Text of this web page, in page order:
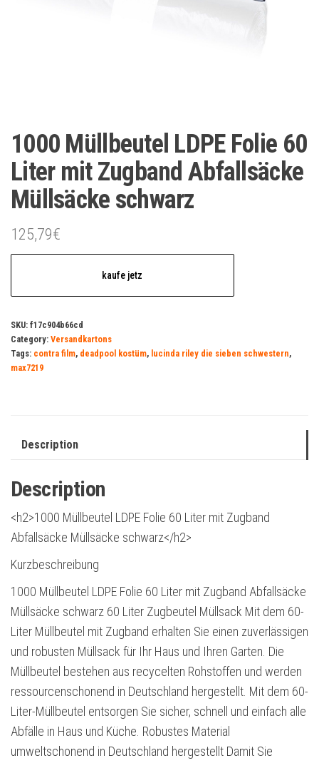
1000 Müllbeutel LDPE Folie 60
Liter mit Zugband Abfallsäcke
Müllsäcke schwarz
125,79€
kaufe jetz
SKU: f17c904b66cd
Category: Versandkartons
Tags: contra film, deadpool kostüm, lucinda riley die sieben schwestern,
max7219
Description
Description
<h2>1000 Müllbeutel LDPE Folie 60 Liter mit Zugband
Abfallsäcke Müllsäcke schwarz</h2>
Kurzbeschreibung
1000 Müllbeutel LDPE Folie 60 Liter mit Zugband Abfallsäcke
Müllsäcke schwarz 60 Liter Zugbeutel Müllsack Mit dem 60-
Liter Müllbeutel mit Zugband erhalten Sie einen zuverlässigen
und robusten Müllsack für Ihr Haus und Ihren Garten. Die
Müllbeutel bestehen aus recycelten Rohstoffen und werden
ressourcenschonend in Deutschland hergestellt. Mit dem 60-
Liter-Müllbeutel entsorgen Sie sicher, schnell und einfach alle
Abfälle in Haus und Küche. Robustes Material
umweltschonend in Deutschland hergestellt Damit Sie